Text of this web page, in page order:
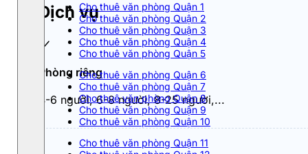
Cho thuê văn phòng Quận 1
Cho thuê văn phòng Quận 2
Cho thuê văn phòng Quận 3
Cho thuê văn phòng Quận 4
Cho thuê văn phòng Quận 5
Cho thuê văn phòng Quận 6
Cho thuê văn phòng Quận 7
Cho thuê văn phòng Quận 8
Cho thuê văn phòng Quận 9
Cho thuê văn phòng Quận 10
Cho thuê văn phòng Quận 11
Dịch vụ
Phòng riêng
4-6 người, 6-8 người, 8-25 người,...